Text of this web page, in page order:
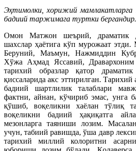
Эҳтимолки, хорижий мамлакатларга
бадиий таржимага туртки
Омон Матжон шеърий, драматик
шахслар ҳаётига кўп мурожаат
Беруний, Маъмун, Нажмиддин
Хўжа Аҳмад Яссавий, Дравархоним
тарихий образлар қатор
қиссаларида акс эттирилган. Тарихий
бадиий шартлилик талаблари
фактни, айнан, кўчириб эмас, унга
қўшиб, воқеликни хаёлан тўлиқ
воқеликни бадиий ҳақиқатга
мезонларга таяниши лозим.
учун, табиий равишда, ўша давр
тарихий миллий колоритни